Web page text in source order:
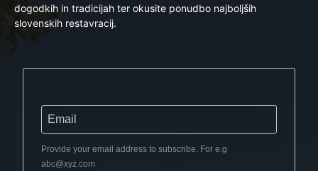
dogodkih in tradicijah ter okusite ponudbo najboljših
slovenskih restavracij.
Provide your email address to subscribe. For e.g
abc@xyz.com